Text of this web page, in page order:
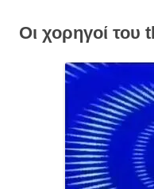
Οι χορηγοί του